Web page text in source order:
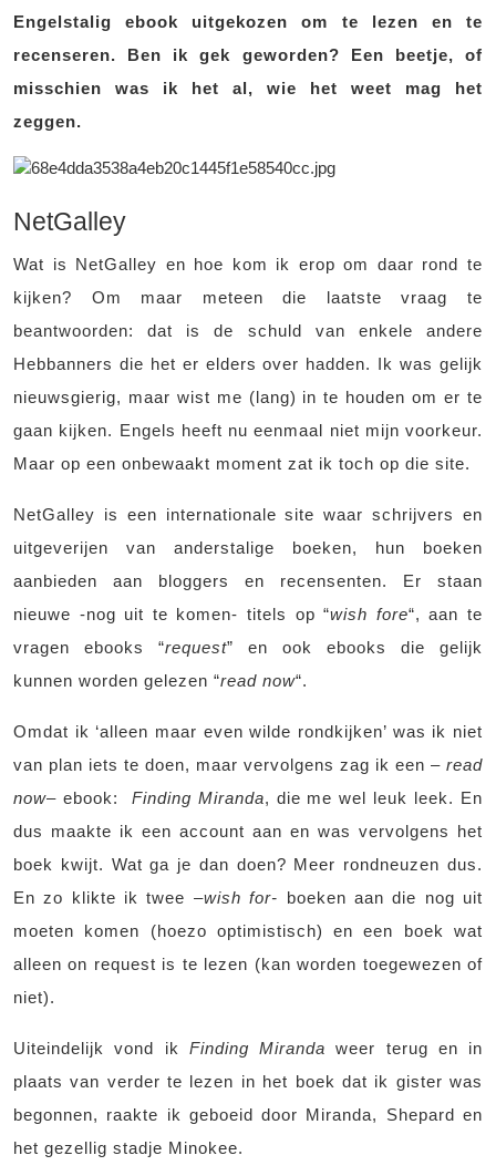
Engelstalig ebook uitgekozen om te lezen en te
recenseren. Ben ik gek geworden? Een beetje, of
misschien was ik het al, wie het weet mag het
zeggen.
NetGalley
Wat is NetGalley en hoe kom ik erop om daar rond te
kijken? Om maar meteen die laatste vraag te
beantwoorden: dat is de schuld van enkele andere
Hebbanners die het er elders over hadden. Ik was gelijk
nieuwsgierig, maar wist me (lang) in te houden om er te
gaan kijken. Engels heeft nu eenmaal niet mijn voorkeur.
Maar op een onbewaakt moment zat ik toch op die site.
NetGalley is een internationale site waar schrijvers en
uitgeverijen van anderstalige boeken, hun boeken
aanbieden aan bloggers en recensenten. Er staan
nieuwe -nog uit te komen- titels op “wish fore“, aan te
vragen ebooks “request” en ook ebooks die gelijk
kunnen worden gelezen “read now“.
Omdat ik ‘alleen maar even wilde rondkijken’ was ik niet
van plan iets te doen, maar vervolgens zag ik een – read
now– ebook: Finding Miranda, die me wel leuk leek. En
dus maakte ik een account aan en was vervolgens het
boek kwijt. Wat ga je dan doen? Meer rondneuzen dus.
En zo klikte ik twee –wish for- boeken aan die nog uit
moeten komen (hoezo optimistisch) en een boek wat
alleen on request is te lezen (kan worden toegewezen of
niet).
Uiteindelijk vond ik Finding Miranda weer terug en in
plaats van verder te lezen in het boek dat ik gister was
begonnen, raakte ik geboeid door Miranda, Shepard en
het gezellig stadje Minokee.